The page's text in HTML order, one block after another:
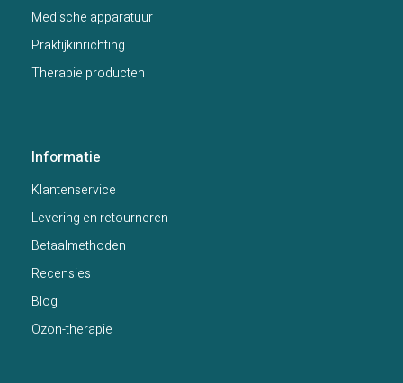
Medische apparatuur
Praktijkinrichting
Therapie producten
Informatie
Klantenservice
Levering en retourneren
Betaalmethoden
Recensies
Blog
Ozon-therapie